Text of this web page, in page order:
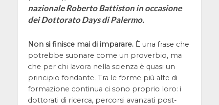
nazionale Roberto Battiston in occasione
dei Dottorato Days di Palermo.
Non si finisce mai di imparare.È una frase che
potrebbe suonare come un proverbio, ma
che per chi lavora nella scienza è quasi un
principio fondante. Tra le forme più alte di
formazione continua ci sono proprio loro: i
dottorati di ricerca, percorsi avanzati post-